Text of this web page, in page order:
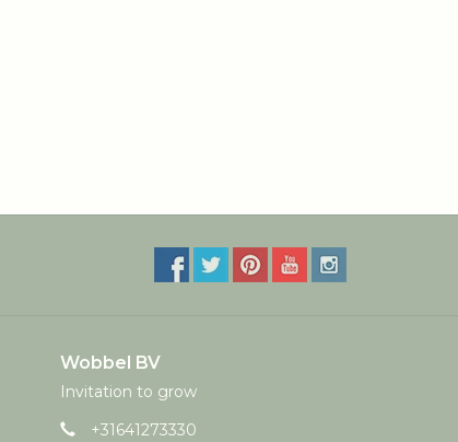
Wobbel BV
Invitation to grow
+31641273330